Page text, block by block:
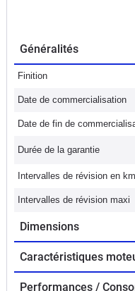
Généralités
Finition
Date de commercialisation
Date de fin de
Durée de la garantie
Intervalles de révision en km
Intervalles de révision maxi
Dimensions
Caractéristiques
Performances /